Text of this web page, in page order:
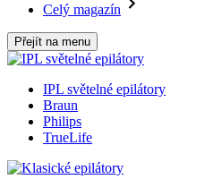
Celý magazín
Přejít na menu
IPL světelné epilátory
Braun
Philips
TrueLife